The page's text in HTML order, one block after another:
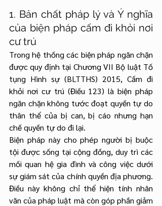
1. Bản chất pháp lý và Ý nghĩa
của biện pháp cấm đi khỏi nơi
cư trú
Trong hệ thống các biện pháp ngăn chặn
được quy định tại Chương VII Bộ luật Tố
tụng Hình sự (BLTTHS) 2015, Cấm đi
khỏi nơi cư trú (Điều 123) là biện pháp
ngăn chặn không tước đoạt quyền tự do
thân thể của bị can, bị cáo nhưng hạn
chế quyền tự do đi lại.
Biện pháp này cho phép người bị buộc
tội được sống tại cộng đồng, duy trì các
mối quan hệ gia đình và công việc dưới
sự giám sát của chính quyền địa phương.
Điều này không chỉ thể hiện tính nhân
văn của pháp luật mà còn góp phần giảm